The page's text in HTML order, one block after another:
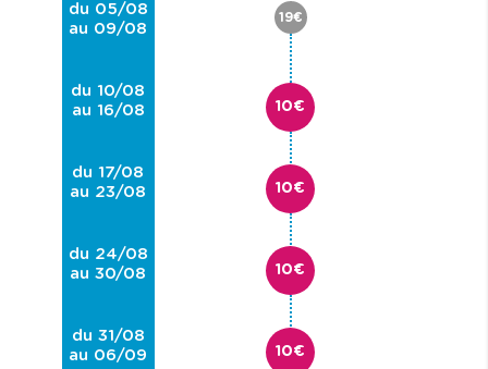
du 05/08
au 09/08
du 10/08
au 16/08
du 17/08
au 23/08
du 24/08
au 30/08
du 31/08
au 06/09
19€
10€
10€
10€
10€